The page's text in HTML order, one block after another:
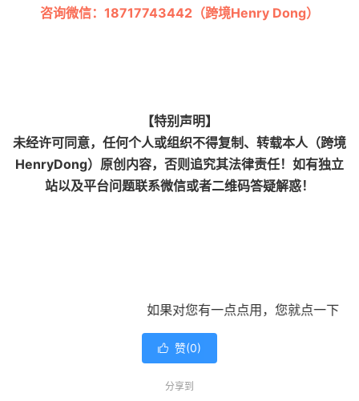
咨询微信：18717743442（跨境Henry Dong）
【特别声明】
未经许可同意，任何个人或组织不得复制、转载本人（跨境
HenryDong）原创内容，否则追究其法律责任！如有独立
站以及平台问题联系微信或者二维码答疑解惑！
如果对您有一点点用，您就点一下
 赞(0)
分享到